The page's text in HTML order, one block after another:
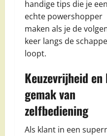
handige tips die je een
echte powershopper
maken als je de
keer langs de
loopt.
Keuzevrijheid en
gemak van
zelfbediening
Als klant in een